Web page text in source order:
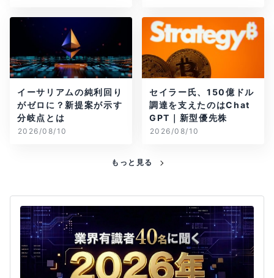
イーサリアムの純利回り
がゼロに？新提案が示す
分岐点とは
2026/08/10
セイラー氏、150億ドル
調達を支えたのはChat
GPT｜新型優先株
2026/08/10
もっと見る